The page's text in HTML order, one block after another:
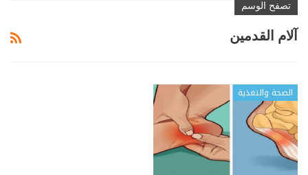
تصفح الوسم
آلام القدمين
الصحة والتغذية